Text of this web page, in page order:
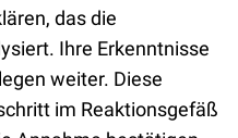
das die
Ihre Erkenntnisse
weiter. Diese
im Reaktionsgefäß